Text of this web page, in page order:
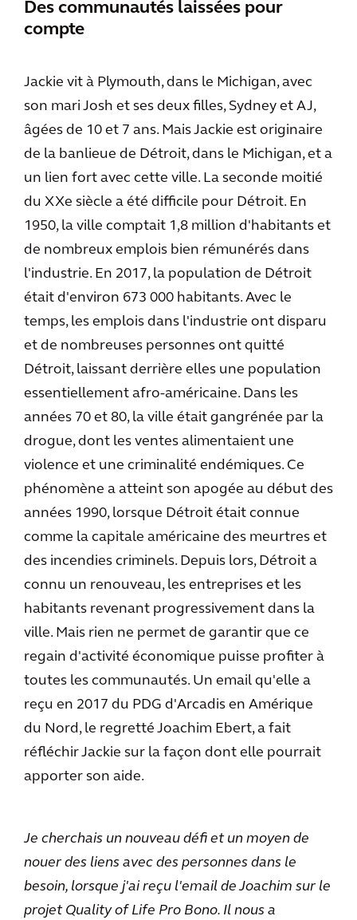
Des communautés laissées pour
compte
Jackie vit à Plymouth, dans le Michigan, avec
son mari Josh et ses deux filles, Sydney et AJ,
âgées de 10 et 7 ans. Mais Jackie est originaire
de la banlieue de Détroit, dans le Michigan, et a
un lien fort avec cette ville. La seconde moitié
du XXe siècle a été difficile pour Détroit. En
1950, la ville comptait 1,8 million d'habitants et
de nombreux emplois bien rémunérés dans
l'industrie. En 2017, la population de Détroit
était d'environ 673 000 habitants. Avec le
temps, les emplois dans l'industrie ont disparu
et de nombreuses personnes ont quitté
Détroit, laissant derrière elles une population
essentiellement afro-américaine. Dans les
années 70 et 80, la ville était gangrénée par la
drogue, dont les ventes alimentaient une
violence et une criminalité endémiques. Ce
phénomène a atteint son apogée au début des
années 1990, lorsque Détroit était connue
comme la capitale américaine des meurtres et
des incendies criminels. Depuis lors, Détroit a
connu un renouveau, les entreprises et les
habitants revenant progressivement dans la
ville. Mais rien ne permet de garantir que ce
regain d'activité économique puisse profiter à
toutes les communautés. Un email qu'elle a
reçu en 2017 du PDG d'Arcadis en Amérique
du Nord, le regretté Joachim Ebert, a fait
réfléchir Jackie sur la façon dont elle pourrait
apporter son aide.
Je cherchais un nouveau défi et un moyen de
nouer des liens avec des personnes dans le
besoin, lorsque j'ai reçu l'email de Joachim sur le
projet Quality of Life Pro Bono. Il nous a